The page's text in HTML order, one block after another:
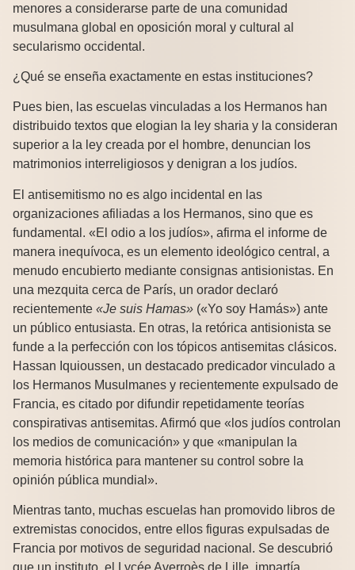
menores a considerarse parte de una comunidad
musulmana global en oposición moral y cultural al
secularismo occidental.
¿Qué se enseña exactamente en estas instituciones?
Pues bien, las escuelas vinculadas a los Hermanos han
distribuido textos que elogian la ley sharia y la consideran
superior a la ley creada por el hombre, denuncian los
matrimonios interreligiosos y denigran a los judíos.
El antisemitismo no es algo incidental en las
organizaciones afiliadas a los Hermanos, sino que es
fundamental. «El odio a los judíos», afirma el informe de
manera inequívoca, es un elemento ideológico central, a
menudo encubierto mediante consignas antisionistas. En
una mezquita cerca de París, un orador declaró
recientemente «Je suis Hamas» («Yo soy Hamás») ante
un público entusiasta. En otras, la retórica antisionista se
funde a la perfección con los tópicos antisemitas clásicos.
Hassan Iquioussen, un destacado predicador vinculado a
los Hermanos Musulmanes y recientemente expulsado de
Francia, es citado por difundir repetidamente teorías
conspirativas antisemitas. Afirmó que «los judíos controlan
los medios de comunicación» y que «manipulan la
memoria histórica para mantener su control sobre la
opinión pública mundial».
Mientras tanto, muchas escuelas han promovido libros de
extremistas conocidos, entre ellos figuras expulsadas de
Francia por motivos de seguridad nacional. Se descubrió
que un instituto, el Lycée Averroès de Lille, impartía